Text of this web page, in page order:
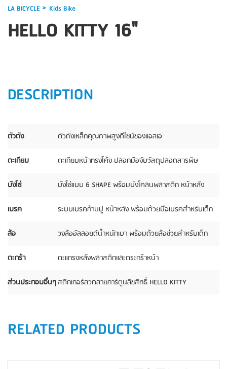
LA BICYCLE > Kids Bike
HELLO KITTY 16"
DESCRIPTION
ตัวถัง
ตัวถังเหล็กคุณภาพสูงดีไซน์ของแอลเอ
ตะเกียบ
ตะเกียบหน้าทรงโค้ง ปลอกมือจับวัสดุปลอดสารพิษ
บังโซ่
บังโซ่แบบ 6 SHAPE พร้อมบังโคลนพลาสติก หน้าหลัง
เบรค
ระบบเบรคก้ามปู หน้าหลัง พร้อมด้วยมือเบรคสำหรับเด็ก
ล้อ
วงล้ออัลลอยด์น้ำหนักเบา พร้อมด้วยล้อช่วยสำหรับเด็ก
ตะกร้า
ตะแกรงหลังพลาสติกและตระกร้าหน้า
ส่วนประกอบอื่นๆสติกเกอร์ลวดลายการ์ตูนลิขสิทธิ์ HELLO KITTY
RELATED PRODUCTS